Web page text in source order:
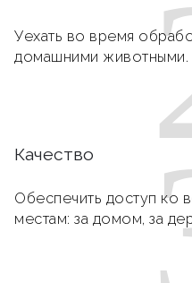
Уехать во время
домашними животными.
Качество
Обеспечить доступ ко
местам: за домом, за